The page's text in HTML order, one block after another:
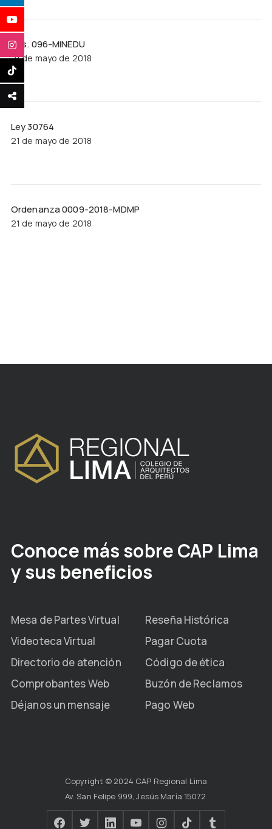
Res. 096-MINEDU
21 de mayo de 2018
Ley 30764
21 de mayo de 2018
Ordenanza 0009-2018-MDMP
21 de mayo de 2018
Conoce más sobre CAP Lima
y sus beneficios
Mesa de Partes Virtual
Reseña Histórica
Videoteca Virtual
Pagar Cuota
Directorio de atención
Código de ética
Comprobantes Web
Buzón de Reclamos
Déjanos un mensaje
Pago Web
Copyright © 2024 CAP Regional Lima
Av. San Felipe 999, Jesús María 15072